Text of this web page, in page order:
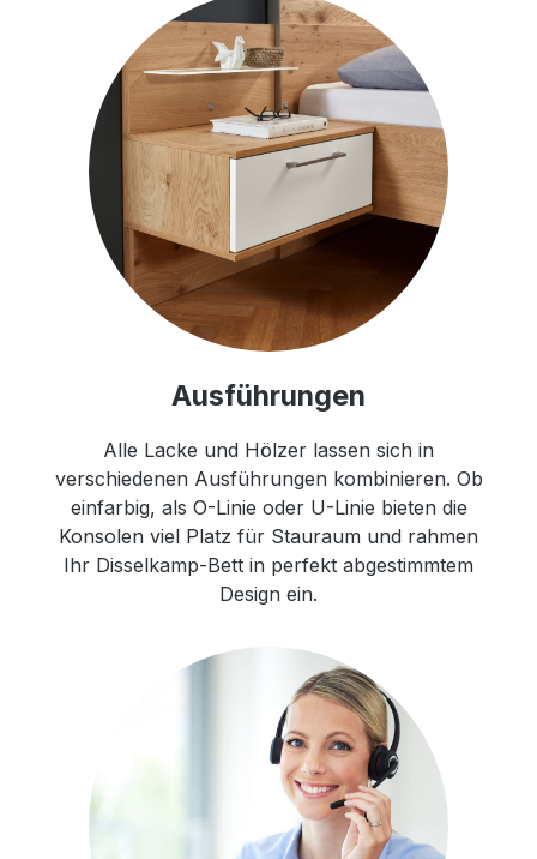
Ausführungen
Alle Lacke und Hölzer lassen sich in
verschiedenen Ausführungen kombinieren. Ob
einfarbig, als O-Linie oder U-Linie bieten die
Konsolen viel Platz für Stauraum und rahmen
Ihr Disselkamp-Bett in perfekt abgestimmtem
Design ein.